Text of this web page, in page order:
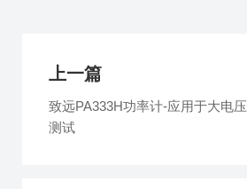
上一篇
致远PA333H功率计-应用于大电压
测试